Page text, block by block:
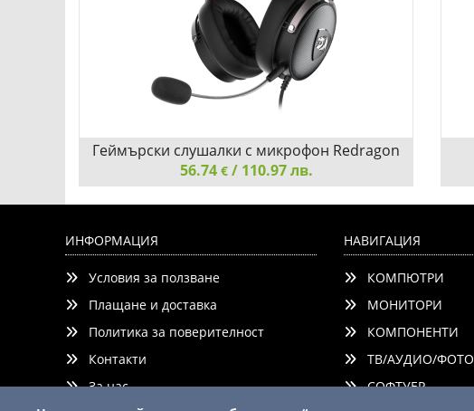
H520-BK
Сравни
Геймърски слушалки с микрофон Redragon
Icon H520-BK
56.74 €/ 110.97 лв.
ИНФОРМАЦИЯ
Условия за ползване
Плащане и доставка
Политика за поверителност
Контакти
За нас
НАВИГАЦИЯ
КОМПЮТРИ
МОНИТОРИ
КОМПОНЕНТИ
ТВ/АУДИО/ФОТО
СОФТУЕР